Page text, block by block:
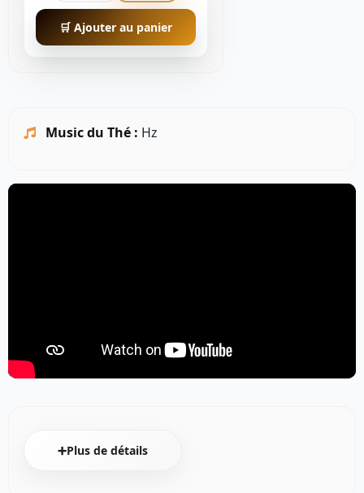
🛒 Ajouter au panier
Music du Thé : Hz
➕Plus de détails